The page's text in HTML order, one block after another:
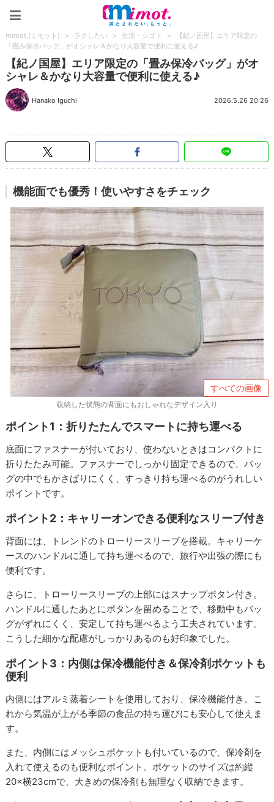
mimot.(ミモット) > ラクしたい > 生活・シゴト >
【紀ノ国屋】エリア限定の
「畳み保冷バッグ」がオシャレ＆かなり大容量で便利に使える♪
【紀ノ国屋】エリア限定の「畳み保冷バッグ」がオ
シャレ＆かなり大容量で便利に使える♪
Hanako Iguchi 2026.5.26 20:26
機能面でも優秀！使いやすさをチェック
すべての画像
収納した状態の背面にもおしゃれなデザイン入り
ポイント1：折りたたんでスマートに持ち運べる
底面にファスナーが付いており、使わないときはコンパクトに
折りたたみ可能。ファスナーでしっかり固定できるので、バッ
グの中でもかさばりにくく、すっきり持ち運べるのがうれしい
ポイントです。
ポイント2：キャリーオンできる便利なスリーブ付き
背面には、トレンドのトローリースリーブを搭載。キャリーケ
ースのハンドルに通して持ち運べるので、旅行や出張の際にも
便利です。
さらに、トローリースリーブの上部にはスナップボタン付き。
ハンドルに通したあとにボタンを留めることで、移動中もバッ
グがずれにくく、安定して持ち運べるよう工夫されています。
こうした細かな配慮がしっかりあるのも好印象でした。
ポイント3：内側は保冷機能付き＆保冷剤ポケットも
便利
内側にはアルミ蒸着シートを使用しており、保冷機能付き。こ
れから気温が上がる季節の食品の持ち運びにも安心して使えま
す。
また、内側にはメッシュポケットも付いているので、保冷剤を
入れて使えるのも便利なポイント。ポケットのサイズは約縦
20×横23cmで、大きめの保冷剤も無理なく収納できます。